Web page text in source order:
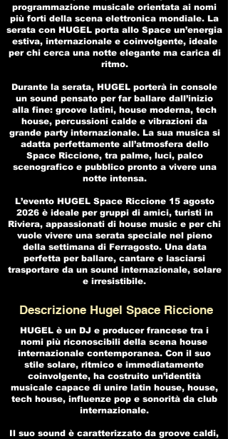
programmazione musicale orientata ai nomi
più forti della scena elettronica mondiale. La
serata con HUGEL porta allo Space un’energia
estiva, internazionale e coinvolgente, ideale
per chi cerca una notte elegante ma carica di
ritmo.
Durante la serata, HUGEL porterà in console
un sound pensato per far ballare dall’inizio
alla fine: groove latini, house moderna, tech
house, percussioni calde e vibrazioni da
grande party internazionale. La sua musica si
adatta perfettamente all’atmosfera dello
Space Riccione, tra palme, luci, palco
scenografico e pubblico pronto a vivere una
notte intensa.
L’evento HUGEL Space Riccione 15 agosto
2026 è ideale per gruppi di amici, turisti in
Riviera, appassionati di house music e per chi
vuole vivere una serata speciale nel pieno
della settimana di Ferragosto. Una data
perfetta per ballare, cantare e lasciarsi
trasportare da un sound internazionale, solare
e irresistibile.
Descrizione Hugel Space Riccione
HUGEL è un DJ e producer francese tra i
nomi più riconoscibili della scena house
internazionale contemporanea. Con il suo
stile solare, ritmico e immediatamente
coinvolgente, ha costruito un’identità
musicale capace di unire latin house, house,
tech house, influenze pop e sonorità da club
internazionale.
Il suo sound è caratterizzato da groove caldi,